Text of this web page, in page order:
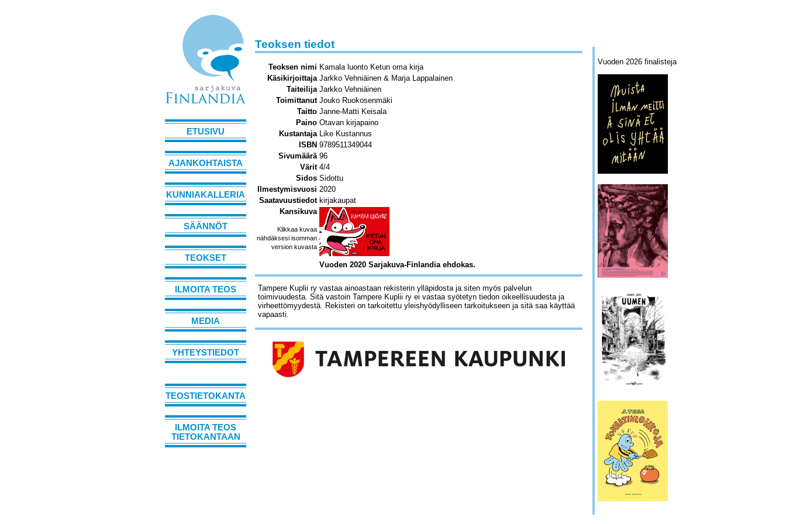
ETUSIVU
AJANKOHTAISTA
KUNNIAKALLERIA
SÄÄNNÖT
TEOKSET
ILMOITA TEOS
MEDIA
YHTEYSTIEDOT
TEOSTIETOKANTA
ILMOITA TEOS
TIETOKANTAAN
Teoksen tiedot
Teoksen nimi Kamala luonto Ketun oma kirja
Käsikirjoittaja Jarkko Vehniäinen & Marja Lappalainen
Taiteilija Jarkko Vehniäinen
Toimittanut Jouko Ruokosenmäki
Taitto Janne-Matti Keisala
Paino Otavan kirjapaino
Kustantaja Like Kustannus
ISBN 9789511349044
Sivumäärä 96
Värit 4/4
Sidos Sidottu
Ilmestymisvuosi 2020
Saatavuustiedot kirjakaupat
Kansikuva
Klikkaa kuvaa
nähdäksesi isomman
version kuvasta
Vuoden 2020 Sarjakuva-Finlandia ehdokas.
Tampere Kuplii ry vastaa ainoastaan rekisterin ylläpidosta ja siten myös palvelun
toimivuudesta. Sitä vastoin Tampere Kuplii ry ei vastaa syötetyn tiedon oikeellisuudesta ja
virheettömyydestä. Rekisteri on tarkoitettu yleishyödylliseen tarkoitukseen ja sitä saa käyttää
vapaasti.
Vuoden 2026 finalisteja